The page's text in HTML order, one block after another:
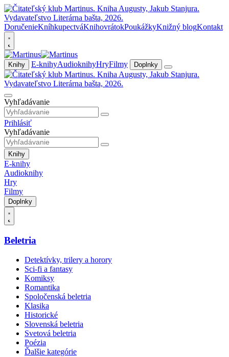
DoručenieKníhkupectváKnihovrátokPoukážkyKnižný blogKontakt
Knihy E-knihyAudioknihyHryFilmy Doplnky
Vyhľadávanie
Prihlásiť
Vyhľadávanie
Knihy
E-knihy
Audioknihy
Hry
Filmy
Doplnky
Beletria
Detektívky, trilery a horory
Sci-fi a fantasy
Komiksy
Romantika
Spoločenská beletria
Klasika
Historické
Slovenská beletria
Svetová beletria
Poézia
Ďalšie kategórie